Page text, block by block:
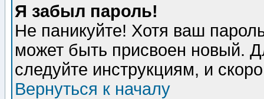
Я забыл пароль!
Не паникуйте! Хотя ваш
может быть присвоен новый.
следуйте инструкциям, и
Вернуться к началу